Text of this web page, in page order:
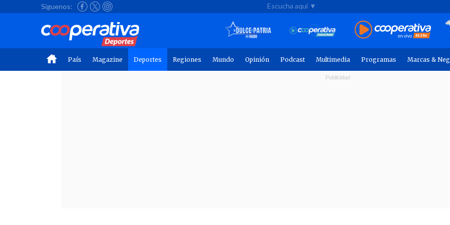
Síguenos: Escucha aquí ▼
País Magazine Deportes Regiones Mundo Opinión Podcast Multimedia Programas Marcas &